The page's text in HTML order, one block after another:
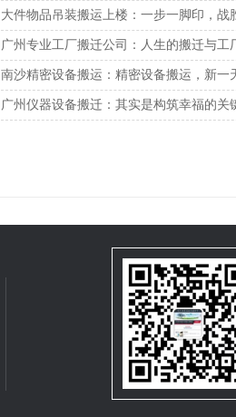
大件物品吊装搬运上楼：一步一脚印，战
广州专业工厂搬迁公司：人生的搬迁与工
南沙精密设备搬运：精密设备搬运，新一
广州仪器设备搬迁：其实是构筑幸福的关